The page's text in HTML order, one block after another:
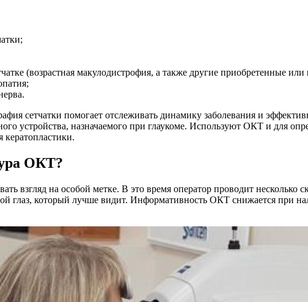
(возрастная макулодистрофия, а также другие приобретенные
сетчатки помогает отслеживать динамику заболевания и
устройства, назначаемого при глаукоме. Используют ОКТ и для
ОКТ?
взгляд на особой метке. В это время оператор проводит
глаз, который лучше видит. Информативность ОКТ снижается при